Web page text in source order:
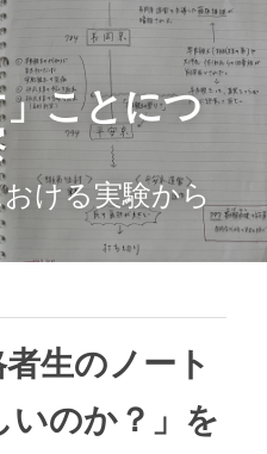
ことにつ
ける実験から
生のノート
いのか？」を